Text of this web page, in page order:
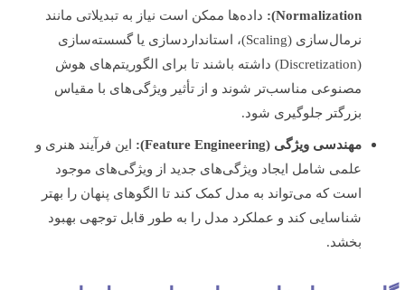
Normalization): داده‌ها ممکن است نیاز به تبدیلاتی مانند
نرمال‌سازی (Scaling)، استانداردسازی یا گسسته‌سازی
(Discretization) داشته باشند تا برای الگوریتم‌های هوش
مصنوعی مناسب‌تر شوند و از تأثیر ویژگی‌های با مقیاس
بزرگتر جلوگیری شود.
مهندسی ویژگی (Feature Engineering):
این فرآیند هنری و
علمی شامل ایجاد ویژگی‌های جدید از ویژگی‌های موجود
است که می‌تواند به مدل کمک کند تا الگوهای پنهان را بهتر
شناسایی کند و عملکرد مدل را به طور قابل توجهی بهبود
بخشد.